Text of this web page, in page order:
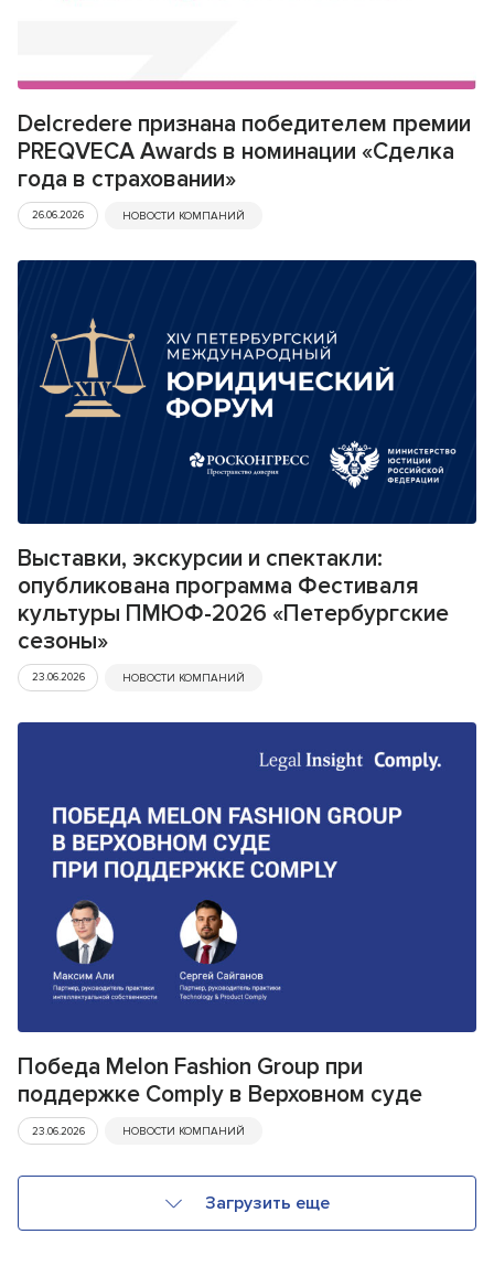
Delcredere признана победителем премии
PREQVECA Awards в номинации «Сделка
года в страховании»
26.06.2026 НОВОСТИ КОМПАНИЙ
Выставки, экскурсии и спектакли:
опубликована программа Фестиваля
культуры ПМЮФ-2026 «Петербургские
сезоны»
23.06.2026 НОВОСТИ КОМПАНИЙ
Победа Melon Fashion Group при
поддержке Comply в Верховном суде
23.06.2026 НОВОСТИ КОМПАНИЙ
Загрузить еще